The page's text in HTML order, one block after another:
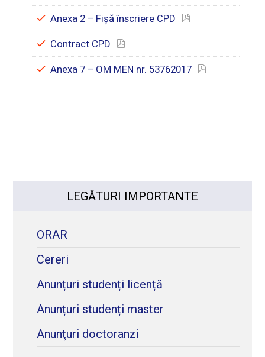
Anexa 2 – Fișă înscriere CPD
Contract CPD
Anexa 7 – OM MEN nr. 53762017
LEGĂTURI IMPORTANTE
ORAR
Cereri
Anunțuri studenți licență
Anunțuri studenți master
Anunţuri doctoranzi